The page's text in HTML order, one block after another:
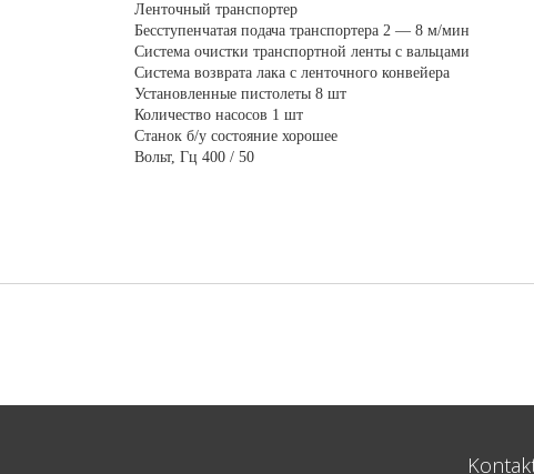
Ленточный транспортер
Бесступенчатая подача транспортера 2 — 8 м/мин
Система очистки транспортной ленты с вальцами
Система возврата лака с ленточного конвейера
Установленные пистолеты 8 шт
Количество насосов 1 шт
Станок б/у состояние хорошее
Вольт, Гц 400 / 50